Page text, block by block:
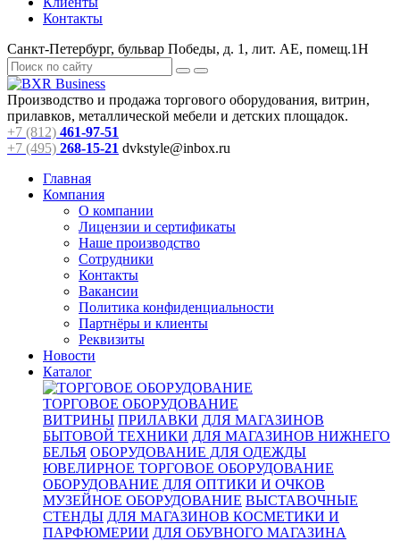
Контакты
Санкт-Петербург, бульвар Победы, д. 1, лит. АЕ, помещ.1Н
Производство и продажа торгового оборудования, витрин,
прилавков, металлической мебели и детских площадок.
+7 (812) 461-97-51
+7 (495) 268-15-21 dvkstyle@inbox.ru
Главная
Компания
О компании
Лицензии и сертификаты
Наше производство
Сотрудники
Контакты
Вакансии
Политика конфиденциальности
Партнёры и клиенты
Реквизиты
Новости
Каталог
ТОРГОВОЕ ОБОРУДОВАНИЕ
ВИТРИНЫ ПРИЛАВКИ ДЛЯ МАГАЗИНОВ
БЫТОВОЙ ТЕХНИКИ ДЛЯ МАГАЗИНОВ НИЖНЕГО
БЕЛЬЯ ОБОРУДОВАНИЕ ДЛЯ ОДЕЖДЫ
ЮВЕЛИРНОЕ ТОРГОВОЕ ОБОРУДОВАНИЕ
ОБОРУДОВАНИЕ ДЛЯ ОПТИКИ И ОЧКОВ
МУЗЕЙНОЕ ОБОРУДОВАНИЕ ВЫСТАВОЧНЫЕ
СТЕНДЫ ДЛЯ МАГАЗИНОВ КОСМЕТИКИ И
ПАРФЮМЕРИИ ДЛЯ ОБУВНОГО МАГАЗИНА